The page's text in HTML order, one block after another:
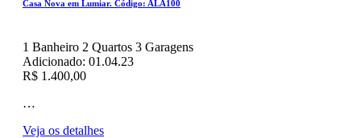
Casa Nova em Lumiar. Código: ALA100
1 Banheiro 2 Quartos 3 Garagens
Adicionado: 01.04.23
R$ 1.400,00
…
Veja os detalhes